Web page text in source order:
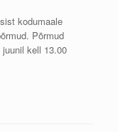
kodumaale
Põrmud
kell 13.00